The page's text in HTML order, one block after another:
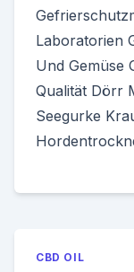
Laboratorien
Und Gemüse
Qualität Dörr
Seegurke
CBD OIL